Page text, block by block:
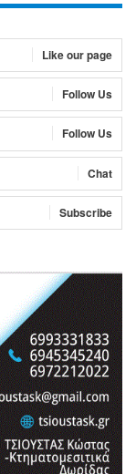
Like our page
Follow Us
Follow Us
Chat
Subscribe